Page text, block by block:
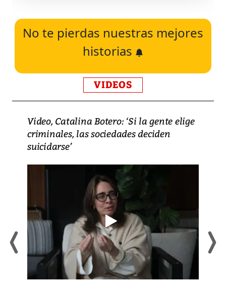
No te pierdas nuestras mejores
historias
VIDEOS
Video, Catalina Botero: ‘Si la gente elige
criminales, las sociedades deciden
suicidarse’